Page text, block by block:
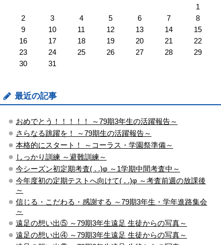
1
2
3 4 5 6 7
8
9
10 11 12 13 14
15
16
17 18 19 20 21
22
23
24 25 26 27 28
29
30
31
最近の記事
おめでとう！！！！！ ～79期3年生の活躍報告～
さらなる跳躍を！ ～79期生の活躍報告～
本格的にスタート！ ～コーラス・学園祭準備～
しっかり訓練 ～避難訓練～
今シーズン初定期考査( . .)φ ～1学期中間考査中～
今年度初の定期テストへ向けて( . .)φ ～考査前週の放課後
～
信じる・こだわる・感謝する ～79期3年生・学年進路集会
～
遠足の想い出⑤ ～79期3年生遠足 生徒からの写真～
遠足の想い出④ ～79期3年生遠足 生徒からの写真～